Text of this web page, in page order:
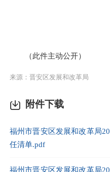
（此件主动公开）
来源：晋安区发展和改革局
附件下载
福州市晋安区发展和改革局
任清单.pdf
福州市晋安区发展和改革局